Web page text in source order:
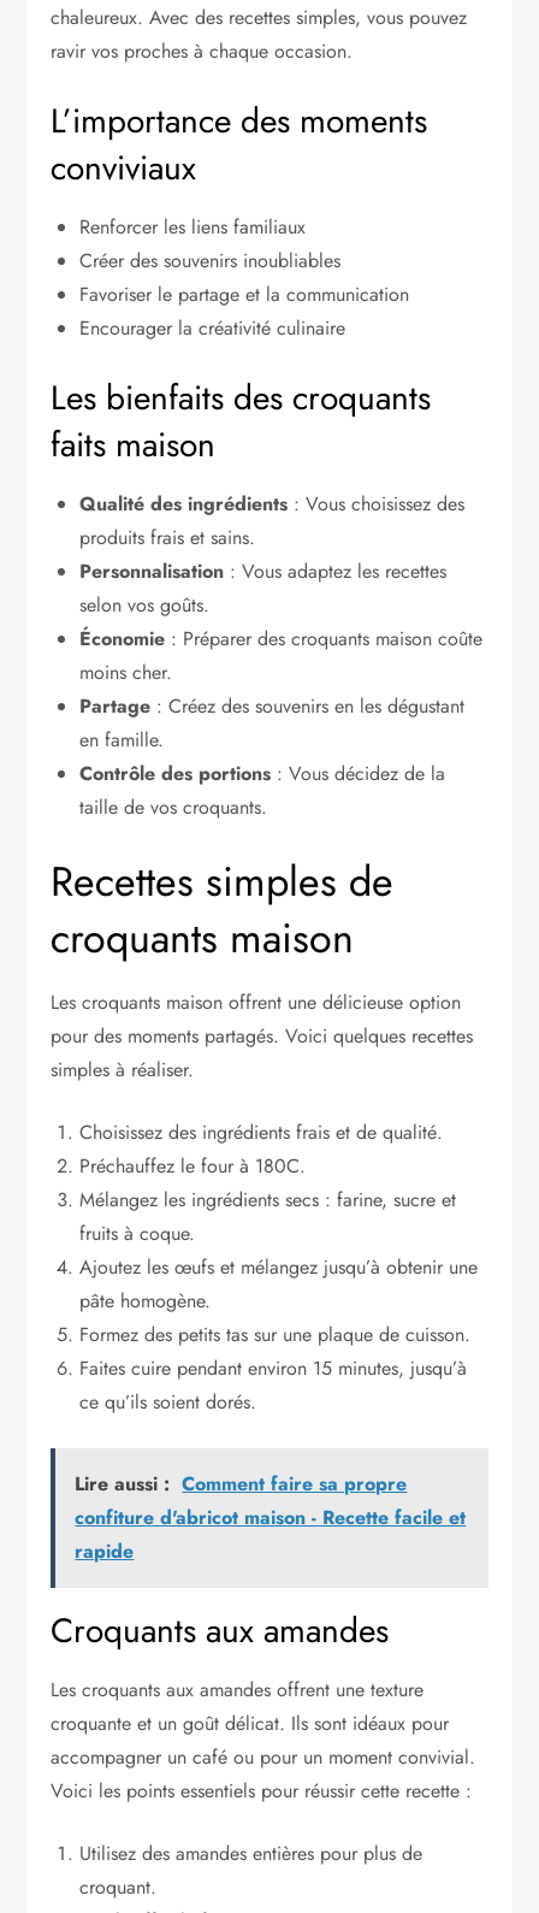
chaleureux. Avec des recettes simples, vous pouvez
ravir vos proches à chaque occasion.
L’importance des moments
conviviaux
Renforcer les liens familiaux
Créer des souvenirs inoubliables
Favoriser le partage et la communication
Encourager la créativité culinaire
Les bienfaits des croquants
faits maison
Qualité des ingrédients : Vous choisissez des
produits frais et sains.
Personnalisation : Vous adaptez les recettes
selon vos goûts.
Économie : Préparer des croquants maison coûte
moins cher.
Partage : Créez des souvenirs en les dégustant
en famille.
Contrôle des portions : Vous décidez de la
taille de vos croquants.
Recettes simples de
croquants maison
Les croquants maison offrent une délicieuse option
pour des moments partagés. Voici quelques recettes
simples à réaliser.
Choisissez des ingrédients frais et de qualité.
Préchauffez le four à 180C.
Mélangez les ingrédients secs : farine, sucre et
fruits à coque.
Ajoutez les œufs et mélangez jusqu’à obtenir une
pâte homogène.
Formez des petits tas sur une plaque de cuisson.
Faites cuire pendant environ 15 minutes, jusqu’à
ce qu’ils soient dorés.
Lire aussi : Comment faire sa propre
confiture d'abricot maison - Recette facile et
rapide
Croquants aux amandes
Les croquants aux amandes offrent une texture
croquante et un goût délicat. Ils sont idéaux pour
accompagner un café ou pour un moment convivial.
Voici les points essentiels pour réussir cette recette :
Utilisez des amandes entières pour plus de
croquant.